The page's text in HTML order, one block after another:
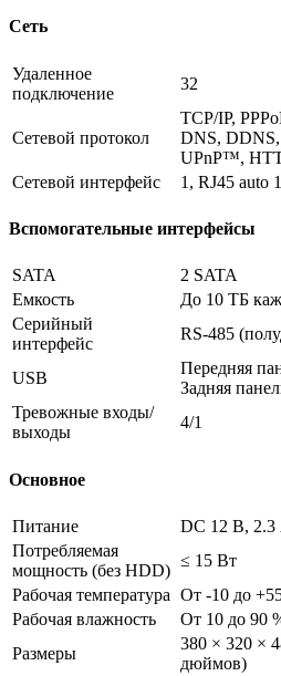
Сеть
Удаленное
подключение
32
Сетевой протокол
TCP/IP,
DNS, DDNS,
UPnP™,
Сетевой интерфейс
1, RJ45 auto
Вспомогательные интерфейсы
SATA
2 SATA
Емкость
До 10 ТБ
Серийный
интерфейс
RS-485
USB
Передняя
Задняя
Тревожные входы/
выходы
4/1
Основное
Питание
DC 12 В, 2.3
Потребляемая
мощность (без HDD)
≤ 15 Вт
Рабочая температура От -10 до
Рабочая влажность
От 10 до 90
Размеры
380 × 320 ×
дюймов)